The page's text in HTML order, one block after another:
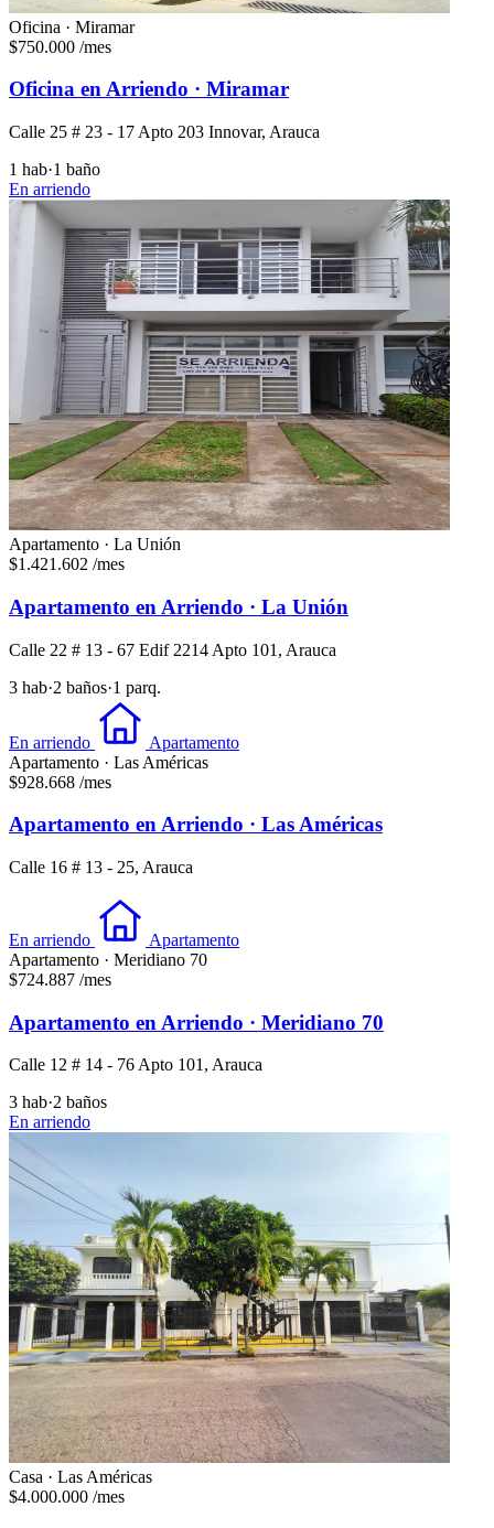
Oficina · Miramar
$750.000 /mes
Oficina en Arriendo · Miramar
Calle 25 # 23 - 17 Apto 203 Innovar, Arauca
1 hab·1 baño
En arriendo
Apartamento · La Unión
$1.421.602 /mes
Apartamento en Arriendo · La Unión
Calle 22 # 13 - 67 Edif 2214 Apto 101, Arauca
3 hab·2 baños·1 parq.
En arriendo
Apartamento
Apartamento · Las Américas
$928.668 /mes
Apartamento en Arriendo · Las Américas
Calle 16 # 13 - 25, Arauca
En arriendo
Apartamento
Apartamento · Meridiano 70
$724.887 /mes
Apartamento en Arriendo · Meridiano 70
Calle 12 # 14 - 76 Apto 101, Arauca
3 hab·2 baños
En arriendo
Casa · Las Américas
$4.000.000 /mes